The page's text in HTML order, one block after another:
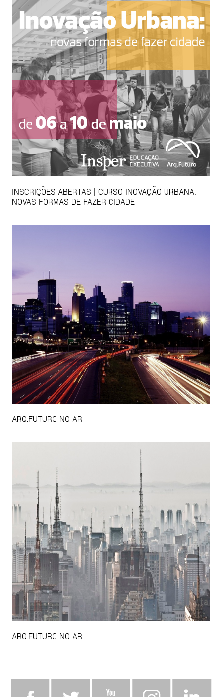
INSCRIÇÕES ABERTAS | CURSO INOVAÇÃO URBANA:
NOVAS FORMAS DE FAZER CIDADE
ARQ.FUTURO NO AR
ARQ.FUTURO NO AR